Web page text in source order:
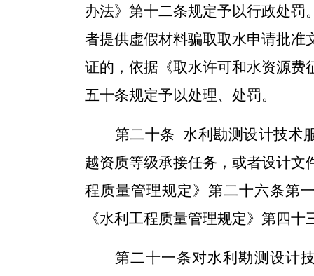
办法》第十二条规定予以行政处罚
者提供虚假材料骗取取水申请批准
证的，依据《取水许可和水资源费
五十条规定予以处理、处罚。
第二十条 水利勘测设计技术
越资质等级承接任务，或者设计文
程质量管理规定》 第二十六条第
《水利工程质量管理规定》第四十
第二十一条对水利勘测设计